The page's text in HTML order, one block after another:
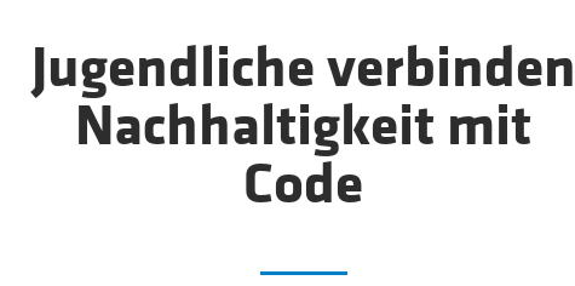
Jugend­liche ver­bin­den
Nach­haltig­keit mit
Code